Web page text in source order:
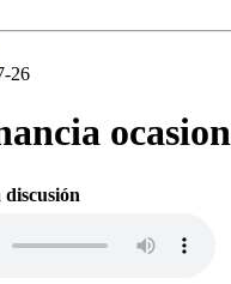
26
discusión